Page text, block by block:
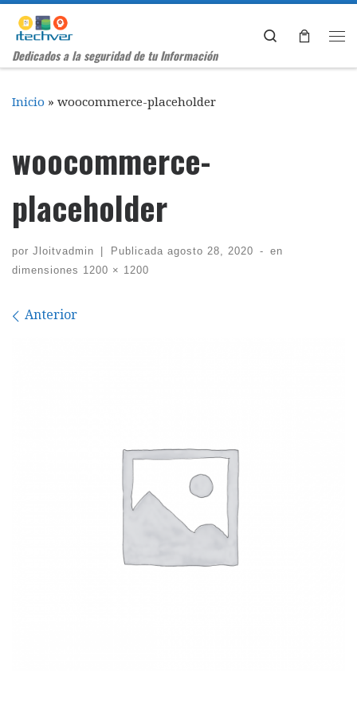
Saltar al contenido
Dedicados a la seguridad de tu Información
Search
Inicio » woocommerce-placeholder
woocommerce-
placeholder
por Jloitvadmin Publicada agosto 28, 2020 -
en
dimensiones 1200 × 1200
Navegación de imágenes
Anterior